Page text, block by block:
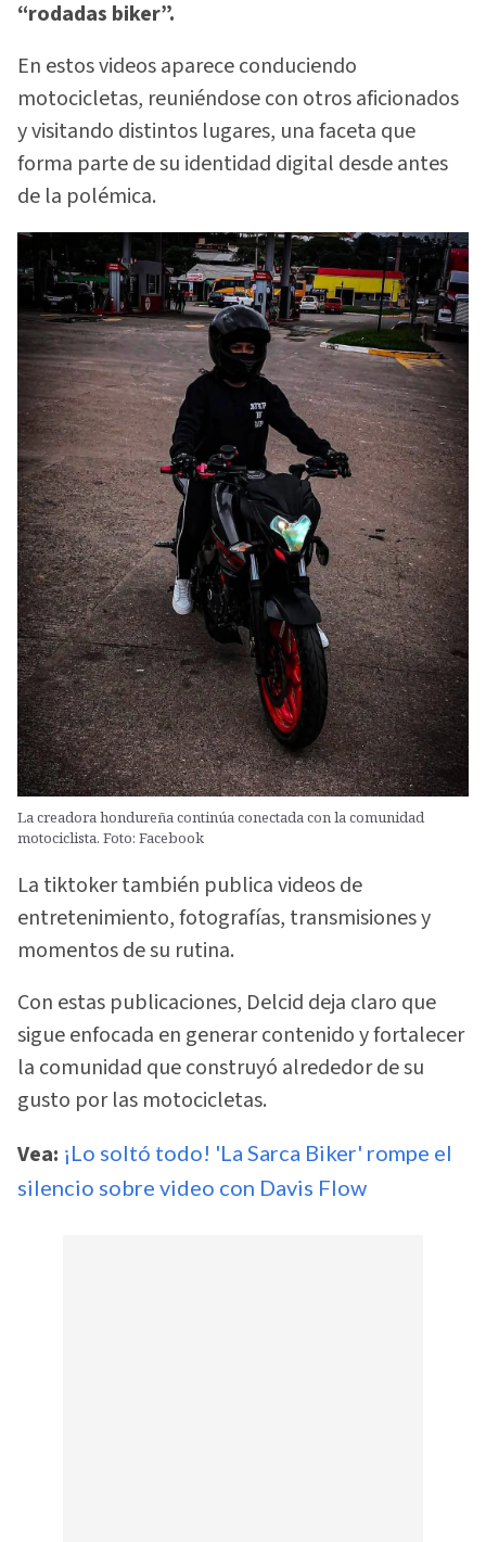
“rodadas biker”.
En estos videos aparece conduciendo
motocicletas, reuniéndose con otros aficionados
y visitando distintos lugares, una faceta que
forma parte de su identidad digital desde antes
de la polémica.
La creadora hondureña continúa conectada con la comunidad
motociclista. Foto: Facebook
La tiktoker también publica videos de
entretenimiento, fotografías, transmisiones y
momentos de su rutina.
Con estas publicaciones, Delcid deja claro que
sigue enfocada en generar contenido y fortalecer
la comunidad que construyó alrededor de su
gusto por las motocicletas.
Vea: ¡Lo soltó todo! 'La Sarca Biker' rompe el
silencio sobre video con Davis Flow